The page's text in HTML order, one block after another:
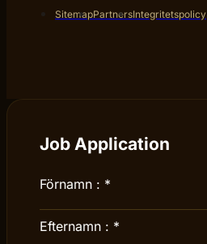
SitemapPartnersIntegritetspolicy
Job Application
Förnamn : *
Efternamn : *